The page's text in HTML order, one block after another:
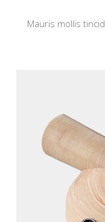
Mauris mollis